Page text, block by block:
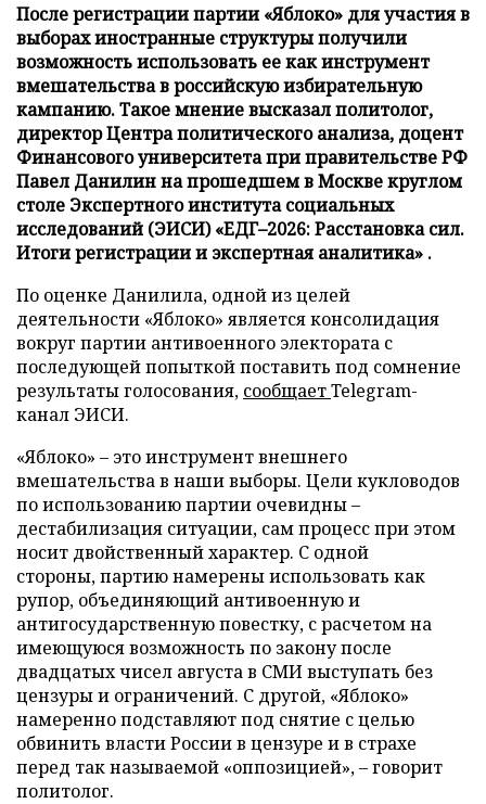
После регистрации партии «Яблоко» для участия в
выборах иностранные структуры получили
возможность использовать ее как инструмент
вмешательства в российскую избирательную
кампанию. Такое мнение высказал политолог,
директор Центра политического анализа, доцент
Финансового университета при правительстве РФ
Павел Данилин на прошедшем в Москве круглом
столе Экспертного института социальных
исследований (ЭИСИ) «ЕДГ–2026: Расстановка сил.
Итоги регистрации и экспертная аналитика» .
По оценке Данилила, одной из целей
деятельности «Яблоко» является консолидация
вокруг партии антивоенного электората с
последующей попыткой поставить под сомнение
результаты голосования, сообщаетTelegram-
канал ЭИСИ.
«Яблоко» – это инструмент внешнего
вмешательства в наши выборы. Цели кукловодов
по использованию партии очевидны –
дестабилизация ситуации, сам процесс при этом
носит двойственный характер. С одной
стороны, партию намерены использовать как
рупор, объединяющий антивоенную и
антигосударственную повестку, с расчетом на
имеющуюся возможность по закону после
двадцатых чисел августа в СМИ выступать без
цензуры и ограничений. С другой, «Яблоко»
намеренно подставляют под снятие с целью
обвинить власти России в цензуре и в страхе
перед так называемой «оппозицией», – говорит
политолог.